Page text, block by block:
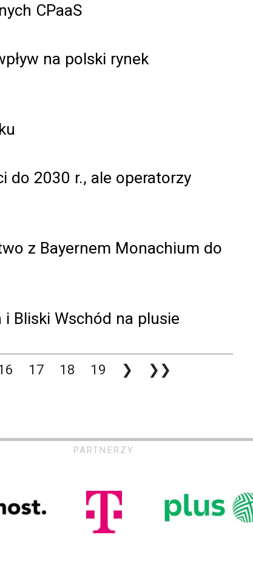
CPaaS
na polski rynek
do 2030 r., ale operatorzy
z Bayernem Monachium do
i Bliski Wschód na plusie
17 18 19 ❯ ❯❯
PARTNERZY